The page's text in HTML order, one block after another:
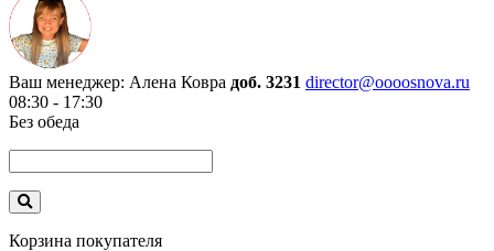
Ваш менеджер: Алена Ковра доб. 3231 director@oooosnova.ru
08:30 - 17:30
Без обеда
Корзина покупателя